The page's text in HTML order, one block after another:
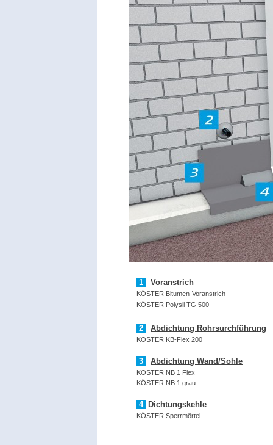
1 Voranstrich
KÖSTER Bitumen-Voranstrich
KÖSTER Polysil TG 500
2 Abdichtung Rohrsurchführung
KÖSTER KB-Flex 200
3 Abdichtung Wand/Sohle
KÖSTER NB 1 Flex
KÖSTER NB 1 grau
4 Dichtungskehle
KÖSTER Sperrmörtel